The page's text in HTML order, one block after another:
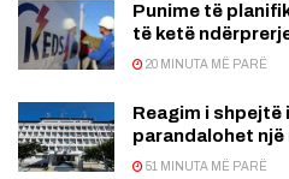
Punime të
të ketë
20 MINUTA MË PARË
Reagim i shpejtë
parandalohet
51 MINUTA MË PARË